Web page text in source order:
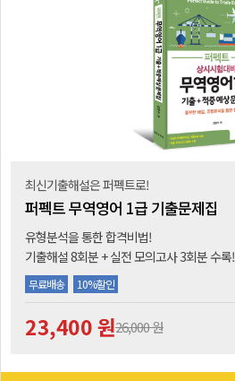
최신기출해설은 퍼펙트로!
퍼펙트 무역영어 1급 기출문제집
유형분석을 통한 합격비법!
기출해설 8회분 + 실전 모의고사 3회분 수록!
무료배송 10%할인
26,000 원
23,400 원